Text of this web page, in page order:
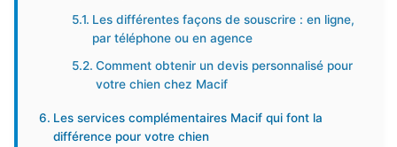
Les différentes façons de souscrire : en ligne,
par téléphone ou en agence
Comment obtenir un devis personnalisé pour
votre chien chez Macif
Les services complémentaires Macif qui font la
différence pour votre chien